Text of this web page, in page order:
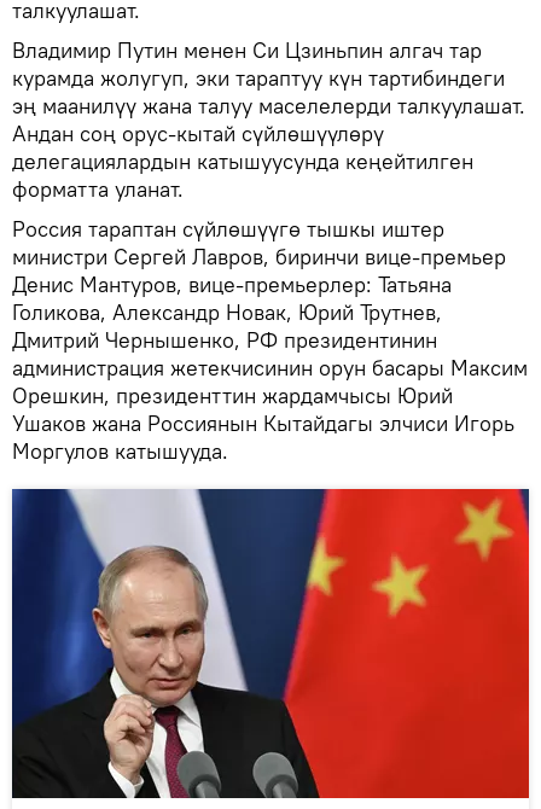
талкуулашат.
Владимир Путин менен Си Цзиньпин алгач тар
курамда жолугуп, эки тараптуу күн тартибиндеги
эң маанилүү жана талуу маселелерди талкуулашат.
Андан соң орус-кытай сүйлөшүүлөрү
делегациялардын катышуусунда кеңейтилген
форматта уланат.
Россия тараптан сүйлөшүүгө тышкы иштер
министри Сергей Лавров, биринчи вице-премьер
Денис Мантуров, вице-премьерлер: Татьяна
Голикова, Александр Новак, Юрий Трутнев,
Дмитрий Чернышенко, РФ президентинин
администрация жетекчисинин орун басары Максим
Орешкин, президенттин жардамчысы Юрий
Ушаков жана Россиянын Кытайдагы элчиси Игорь
Моргулов катышууда.